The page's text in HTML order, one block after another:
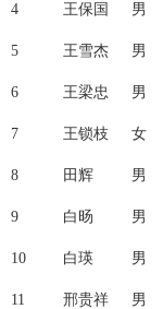
4 王保国 男
5 王雪杰 男
6 王梁忠 男
7 王锁枝 女
8 田辉 男
9 白旸 男
10 白瑛 男
11 邢贵祥 男